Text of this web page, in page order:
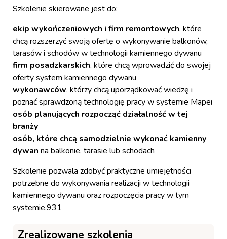
Szkolenie skierowane jest do:
ekip wykończeniowych i firm remontowych, które
chcą rozszerzyć swoją ofertę o wykonywanie balkonów,
tarasów i schodów w technologii kamiennego dywanu
firm posadzkarskich, które chcą wprowadzić do swojej
oferty system kamiennego dywanu
wykonawców, którzy chcą uporządkować wiedzę i
poznać sprawdzoną technologię pracy w systemie Mapei
osób planujących rozpocząć działalność w tej
branży
osób, które chcą samodzielnie wykonać kamienny
dywan na balkonie, tarasie lub schodach
Szkolenie pozwala zdobyć praktyczne umiejętności
potrzebne do wykonywania realizacji w technologii
kamiennego dywanu oraz rozpoczęcia pracy w tym
systemie.931
Zrealizowane szkolenia